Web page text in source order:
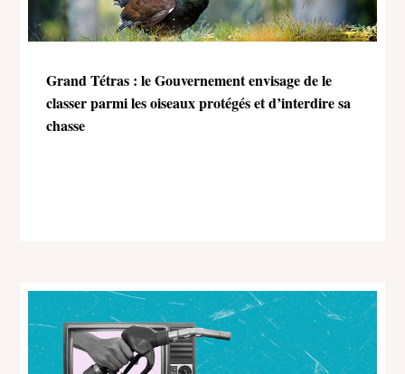
Grand Tétras : le Gouvernement envisage de le
classer parmi les oiseaux protégés et d’interdire sa
chasse